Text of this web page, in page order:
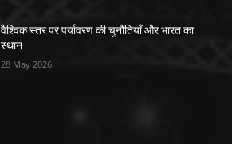
वैश्विक स्तर पर पर्यावरण की चुनौतियाँ और भारत का
स्थान
28 May 2026